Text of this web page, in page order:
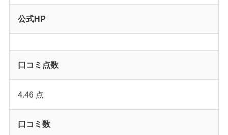
公式HP
口コミ点数
4.46 点
口コミ数